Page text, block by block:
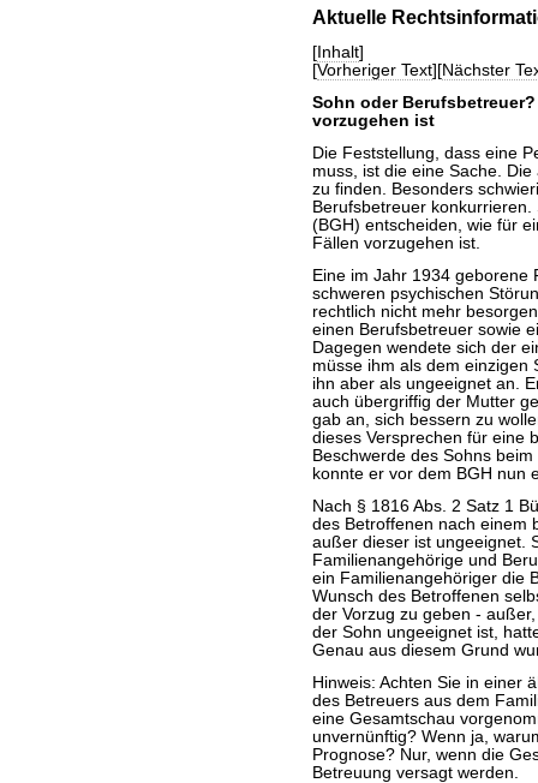
Aktuelle
[Inhalt]
[Vorheriger Text][Nächster
Sohn oder
vorzugehen ist
Die Feststellung, dass eine
muss, ist die eine Sache.
zu finden. Besonders
Berufsbetreuer
(BGH) entscheiden, wie für
Fällen vorzugehen ist.
Eine im Jahr 1934 geborene
schweren psychischen
rechtlich nicht mehr
einen Berufsbetreuer sowie
Dagegen wendete sich der
müsse ihm als dem einzigen
ihn aber als ungeeignet an.
auch übergriffig der Mutter
gab an, sich bessern zu
dieses Versprechen für eine
Beschwerde des Sohns
konnte er vor dem BGH nun
Nach § 1816 Abs. 2 Satz 1
des Betroffenen nach einem
außer dieser ist ungeeignet.
Familienangehörige und
ein Familienangehöriger die
Wunsch des Betroffenen
der Vorzug zu geben -
der Sohn ungeeignet ist,
Genau aus diesem Grund
Hinweis: Achten Sie in einer
des Betreuers aus dem
eine Gesamtschau
unvernünftig? Wenn ja,
Prognose? Nur, wenn die
Betreuung versagt werden.